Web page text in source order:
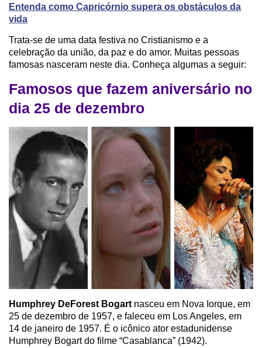
Entenda como Capricórnio supera os obstáculos da
vida
Trata-se de uma data festiva no Cristianismo e a
celebração da união, da paz e do amor. Muitas pessoas
famosas nasceram neste dia. Conheça algumas a seguir:
Famosos que fazem aniversário no
dia 25 de dezembro
Humphrey DeForest Bogartnasceu em Nova Iorque, em
25 de dezembro de 1957, e faleceu em Los Angeles, em
14 de janeiro de 1957. É o icônico ator estadunidense
Humphrey Bogart do filme “Casablanca” (1942).